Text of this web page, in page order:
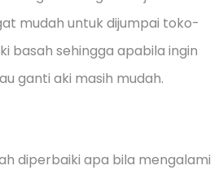
mudah untuk dijumpai toko-
basah sehingga apabila ingin
ganti aki masih mudah.
diperbaiki apa bila mengalami